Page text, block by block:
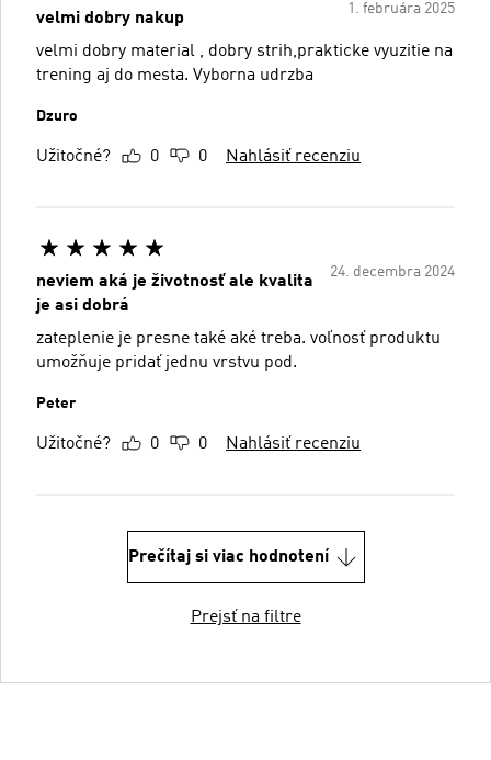
1. februára 2025
velmi dobry nakup
velmi dobry material , dobry strih,prakticke vyuzitie na
trening aj do mesta. Vyborna udrzba
Dzuro
Užitočné? 0 0 Nahlásiť recenziu
24. decembra 2024
neviem aká je životnosť ale kvalita
je asi dobrá
zateplenie je presne také aké treba. voľnosť produktu
umožňuje pridať jednu vrstvu pod.
Peter
Užitočné? 0 0 Nahlásiť recenziu
Prečítaj si viac hodnotení
Prejsť na filtre